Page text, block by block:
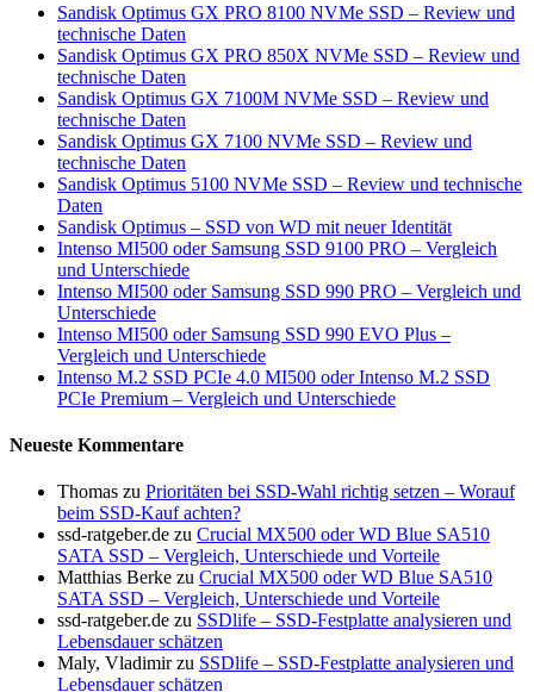
Sandisk Optimus GX PRO 8100 NVMe SSD – Review und
technische Daten
Sandisk Optimus GX PRO 850X NVMe SSD – Review und
technische Daten
Sandisk Optimus GX 7100M NVMe SSD – Review und
technische Daten
Sandisk Optimus GX 7100 NVMe SSD – Review und
technische Daten
Sandisk Optimus 5100 NVMe SSD – Review und technische
Daten
Sandisk Optimus – SSD von WD mit neuer Identität
Intenso MI500 oder Samsung SSD 9100 PRO – Vergleich
und Unterschiede
Intenso MI500 oder Samsung SSD 990 PRO – Vergleich und
Unterschiede
Intenso MI500 oder Samsung SSD 990 EVO Plus –
Vergleich und Unterschiede
Intenso M.2 SSD PCIe 4.0 MI500 oder Intenso M.2 SSD
PCIe Premium – Vergleich und Unterschiede
Neueste Kommentare
Thomas zu Prioritäten bei SSD-Wahl richtig setzen – Worauf
beim SSD-Kauf achten?
ssd-ratgeber.de zu Crucial MX500 oder WD Blue SA510
SATA SSD – Vergleich, Unterschiede und Vorteile
Matthias Berke zu Crucial MX500 oder WD Blue SA510
SATA SSD – Vergleich, Unterschiede und Vorteile
ssd-ratgeber.de zu SSDlife – SSD-Festplatte analysieren und
Lebensdauer schätzen
Maly, Vladimirzu SSDlife – SSD-Festplatte analysieren und
Lebensdauer schätzen